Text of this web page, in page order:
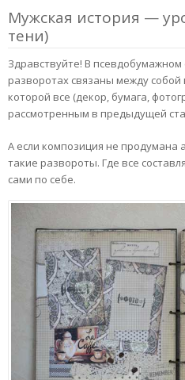
Мужская история —
тени)
Здравствуйте! В псевдобумажном
разворотах связаны между
которой все (декор, бумага,
рассмотренным в предыдущей
А если композиция не продумана
такие развороты. Где все
сами по себе.